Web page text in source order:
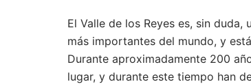
El Valle de los Reyes es, sin
más importantes del mundo, y
Durante aproximadamente 200
lugar, y durante este tiempo han